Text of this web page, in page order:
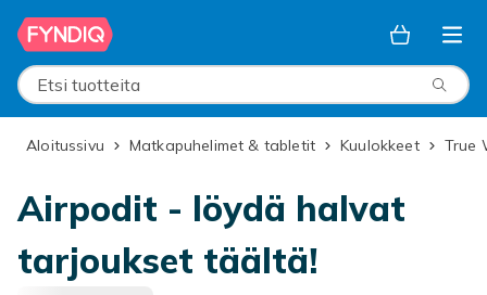
Ohita ja siirry pääsisältöön
Etsi tuotteita
Aloitussivu Matkapuhelimet & tabletit Kuulokkeet
Airpodit - löydä halvat
tarjoukset täältä!